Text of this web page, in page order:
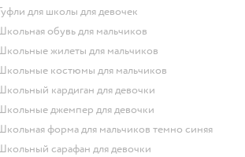
Туфли для школы для девочек
Школьная обувь для мальчиков
Школьные жилеты для мальчиков
Школьные костюмы для мальчиков
Школьный кардиган для девочки
Школьные джемпер для девочки
Школьная форма для мальчиков темно синяя
Школьный сарафан для девочки